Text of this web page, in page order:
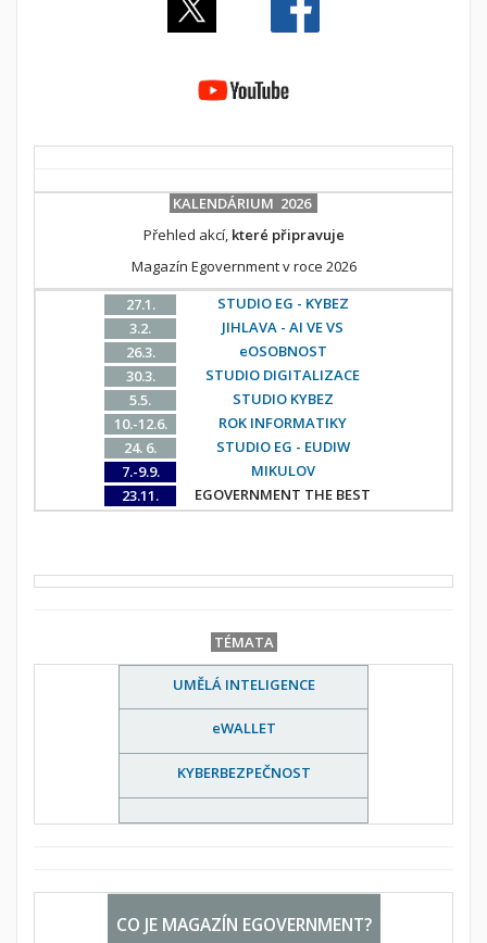
KALENDÁRIUM 2026
Přehled akcí, které připravuje
Magazín Egovernment v roce 2026
27.1.
STUDIO EG - KYBEZ
3.2.
JIHLAVA - AI VE VS
26.3.
eOSOBNOST
30.3.
STUDIO DIGITALIZACE
5.5.
STUDIO KYBEZ
10.-12.6.
ROK INFORMATIKY
24. 6.
STUDIO EG - EUDIW
7.-9.9.
MIKULOV
23.11.
EGOVERNMENT THE BEST
TÉMATA
UMĚLÁ INTELIGENCE
eWALLET
KYBERBEZPEČNOST
CO JE MAGAZÍN EGOVERNMENT?